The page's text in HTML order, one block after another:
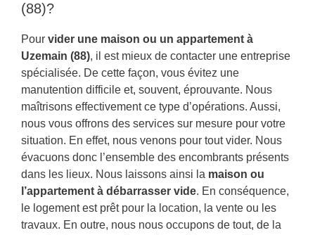
(88)?
Pour vider une maison ou un appartement à
Uzemain (88), il est mieux de contacter une entreprise
spécialisée. De cette façon, vous évitez une
manutention difficile et, souvent, éprouvante. Nous
maîtrisons effectivement ce type d’opérations. Aussi,
nous vous offrons des services sur mesure pour votre
situation. En effet, nous venons pour tout vider. Nous
évacuons donc l’ensemble des encombrants présents
dans les lieux. Nous laissons ainsi la maison ou
l’appartement à débarrasser vide. En conséquence,
le logement est prêt pour la location, la vente ou les
travaux. En outre, nous nous occupons de tout, de la